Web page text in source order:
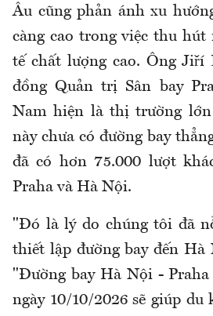
Âu cũng phản ánh xu
càng cao trong việc thu hút
tế chất lượng cao. Ông Jiří
đồng Quản trị Sân bay
Nam hiện là thị trường lớn
này chưa có đường bay
đã có hơn 75.000 lượt
Praha và Hà Nội.
"Đó là lý do chúng tôi đã
thiết lập đường bay đến Hà
"Đường bay Hà Nội -
ngày 10/10/2026 sẽ giúp du